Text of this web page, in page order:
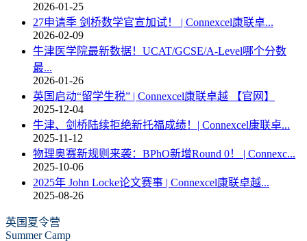
2026-01-25
27申请季 剑桥数学官宣加试！ | Connexcel康联卓...
2026-02-09
牛津医学院最新数据！UCAT/GCSE/A-Level哪个分数
最...
2026-01-26
英国启动“留学生税” | Connexcel康联卓越 【官网】
2025-12-04
牛津、剑桥陆续拒绝新托福成绩！| Connexcel康联卓...
2025-11-12
物理奥赛新规则来袭：BPhO新增Round 0！ | Connexc...
2025-10-06
2025年 John Locke论文赛事 | Connexcel康联卓越...
2025-08-26
英国夏令营
Summer Camp